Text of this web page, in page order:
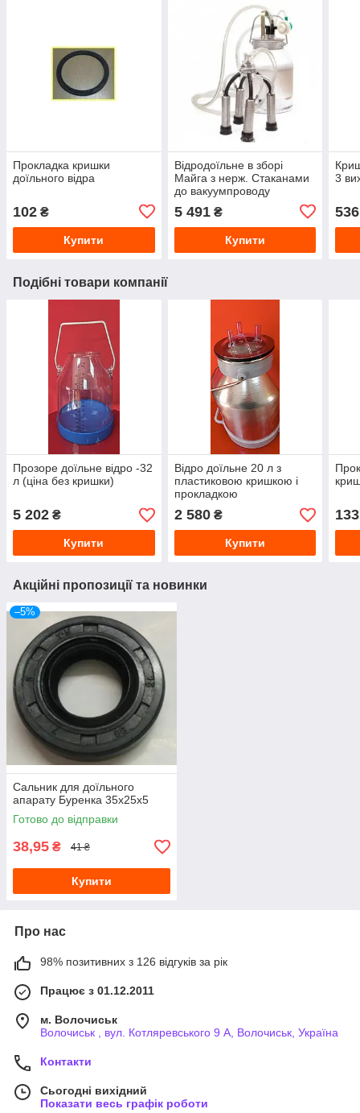
Прокладка кришки
доїльного відра
102 ₴
Купити
Відродоїльне в зборі
Майга з нерж. Стаканами
до вакуумпроводу
5 491₴
Купити
3
536
Подібні товари компанії
Прозоре доїльне відро -32
л (ціна без кришки)
5 202 ₴
Купити
Відро доїльне 20 л з
пластиковою кришкою і
прокладкою
2 580₴
Купити
133
Акційні пропозиції та новинки
–5%
Сальник для доїльного
апарату Буренка 35х25х5
Готово до відправки
38,95 ₴ 41 ₴
Купити
Про нас
98% позитивних з 126 відгуків за рік
Працює з 01.12.2011
м. Волочиськ
Волочиськ , вул. Котляревського 9 А, Волочиськ, Україна
Контакти
Сьогодні вихідний
Показати весь графік роботи